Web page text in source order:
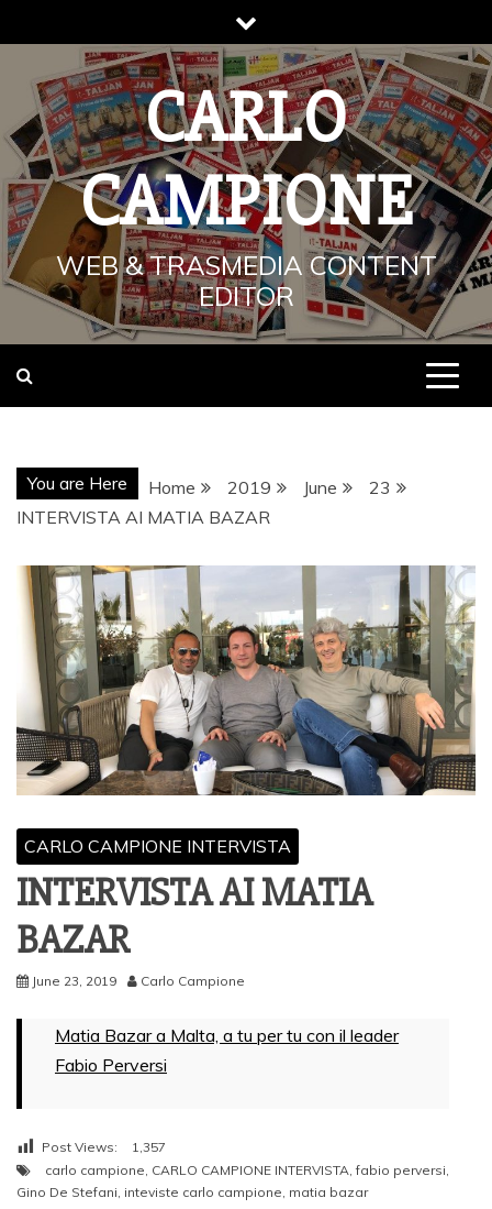
to
content
CARLO
CAMPIONE
WEB & TRASMEDIA CONTENT
EDITOR
You are Here Home 2019 June
23
INTERVISTA AI MATIA BAZAR
CARLO CAMPIONE INTERVISTA
INTERVISTA AI MATIA
BAZAR
June 23, 2019 Carlo Campione
Matia Bazar a Malta, a tu per tu con il leader
Fabio Perversi
Post Views:
1,357
carlo campione CARLO CAMPIONE INTERVISTA ,fabio perversi
Gino De Stefani inteviste carlo campione matia bazar